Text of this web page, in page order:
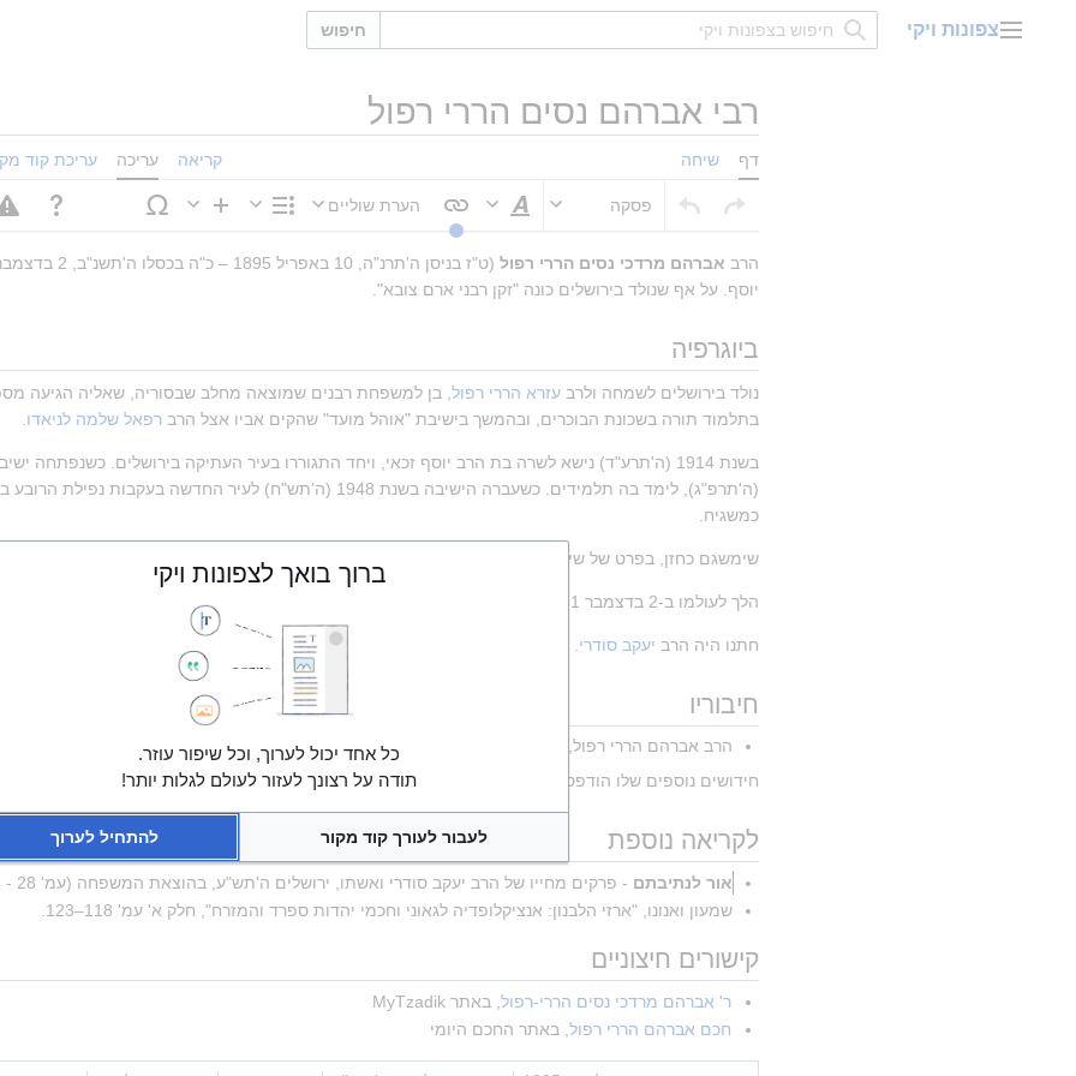
תפריט ראשי
צפונות ויקי חיפוש
רבי אברהם נסים הררי רפול
דף שיחה קריאה עריכה עריכת קוד
פסקה
סגנוּן
טקסט
הערת שוליים
הרב אברהם מרדכי נסים הררי רפול
יוסף. על אף שנולד בירושלים כונה "זקן רבני ארם צובא".
ביוגרפיה
נולד בירושלים לשמחה ולרב עזרא הררי רפול
בתלמוד תורה בשכונת הבוכרים, ובהמשך בישיבת "אוהל מועד" שהקים אביו אצל הרב רפאל שלמה לניאדו
כמשגיח.
שימשגם כחזן, בפרט של שירת הבקשות. לאחר שהתאלמן נישא שוב ללטיפה בת
הלך לעולמו ב-2 בדצמבר 1991 (כ"ה בכסלו ה'תשנ"ב) ונקבר בהר המנוחות.
חתנו היה הרב יעקב סודרי . על שמו רחוב בשכונת פסגת זאב בירושלים.
חיבוריו
הרב אברהם הררי רפול, אמרי אברהם- על התורה, תפילה ומועדים , באתר אוצר החכמה
חידושים נוספים שלו הודפסו בסוף הספר
הכין עזרא, ירושלים ה'תשמ"ב
לקריאה נוספת
אור לנתיבתם - פרקים מחייו של הרב יעקב סודרי ואשתו, ירושלים ה'תש"ע, בהוצאת המשפחה (עמ' 28 - 34)
שמעון ואנונו, "ארזי הלבנון: אנציקלופדיה לגאוני וחכמי יהדות ספרד והמזרח", חלק א' עמ' 118–123.
קישורים חיצוניים
ר' אברהם מרדכי נסים הררי-רפול, באתר MyTzadik
חכם אברהם הררי רפול, באתר החכם היומי
ברוך בואך לצפונות ויקי
כל אחד יכול לערוך, וכל שיפור עוזר.
תודה על רצונך לעזור לעולם לגלות יותר!
לעבור לעורך קוד מקור להתחיל לערוך